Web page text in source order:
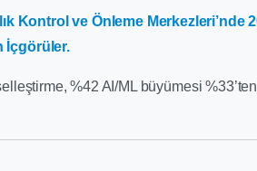
Kontrol ve Önleme Merkezleri’nde
İçgörüler.
%42 AI/ML büyümesi